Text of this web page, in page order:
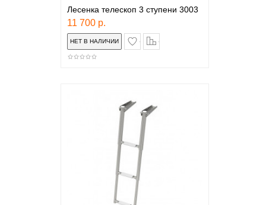
Лесенка телескоп 3 ступени 3003
11 700 р.
в закладки